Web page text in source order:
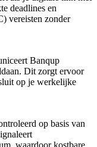
deadlines en
vereisten zonder
Banqup
Dit zorgt ervoor
op je werkelijke
op basis van
waardoor kostbare